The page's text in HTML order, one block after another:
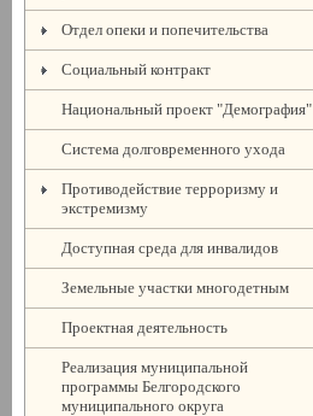
Отдел опеки и попечительства
Социальный контракт
Национальный проект "Демография"
Система долговременного ухода
Противодействие терроризму и
экстремизму
Доступная среда для инвалидов
Земельные участки многодетным
Проектная деятельность
Реализация муниципальной
программы Белгородского
муниципального округа